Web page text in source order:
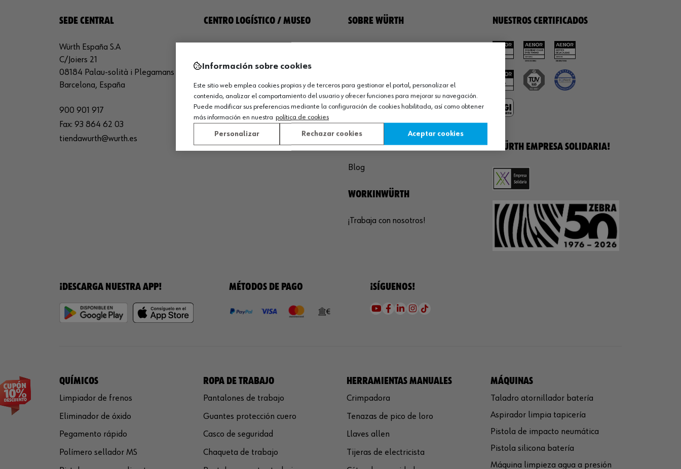
SEDE CENTRAL
Würth España S.A
C/Joiers 21
08184 Palau-solità i Plegamans
Barcelona, España
900 901 917
Fax: 93 864 62 03
tiendawurth@wurth.es
CENTRO LOGÍSTICO / MUSEO
La Rioja, España
94 101 03 01
sede_agoncillo@wurth.es
SOBRE WÜRTH
Compliance
Calidad
Blog
WORKINWÜRTH
¡Trabaja con nosotros!
NUESTROS CERTIFICADOS
¡WÜRTH EMPRESA SOLIDARIA!
¡DESCARGA NUESTRA APP! MÉTODOS DE PAGO ¡SÍGUENOS!
QUÍMICOS
Limpiador de frenos
Eliminador de óxido
Pegamento rápido
Polímero sellador MS
ROPA DE TRABAJO
Pantalones de trabajo
Guantes protección cuero
Casco de seguridad
Chaqueta de trabajo
HERRAMIENTAS MANUALES
Crimpadora
Tenazas de pico de loro
Llaves allen
Tijeras de electricista
MÁQUINAS
Taladro atornillador batería
Aspirador limpia tapicería
Pistola de impacto neumática
Pistola silicona batería
Máquina limpieza agua a presión
Información sobre cookies
Este sitio web emplea cookies propias y de terceros para gestionar el portal, personalizar el
contenido, analizar el comportamiento del usuario y ofrecer funciones para mejorar su navegación.
Puede modificar sus preferencias mediante la configuración de cookies habilitada, así como obtener
más información en nuestra política de cookies
Personalizar Rechazar cookies Aceptar cookies